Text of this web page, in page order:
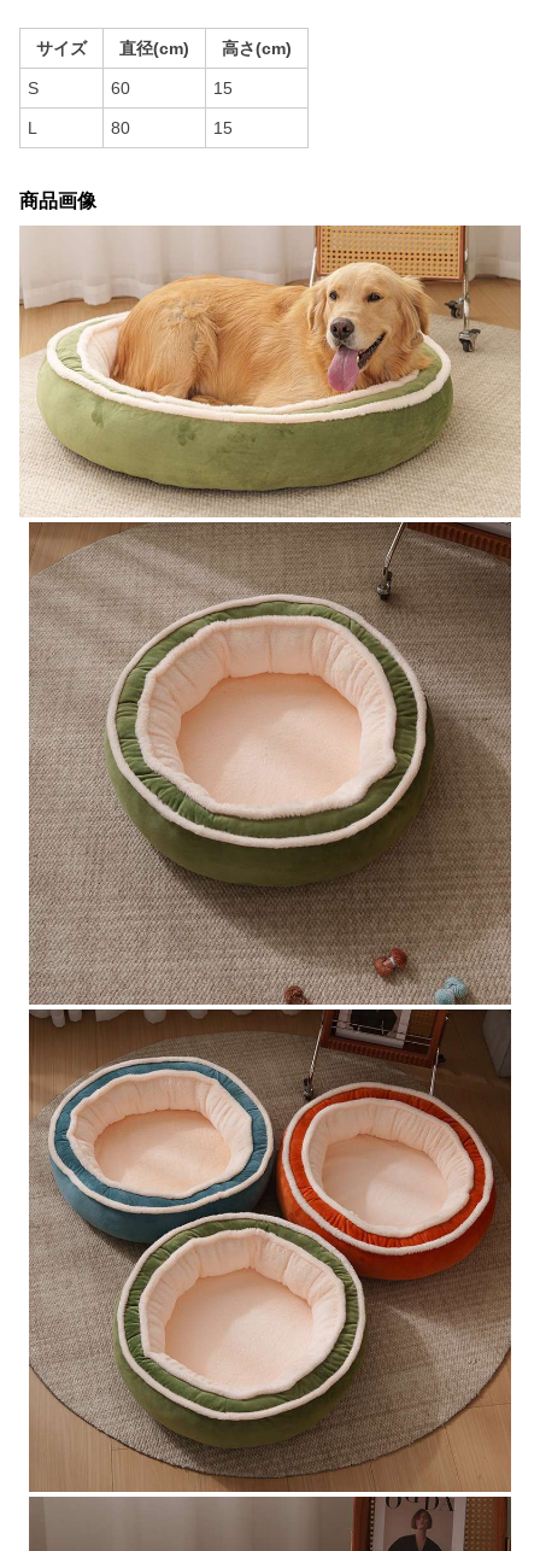
サイズ 直径(cm) 高さ(cm)
S 60 15
L 80 15
商品画像